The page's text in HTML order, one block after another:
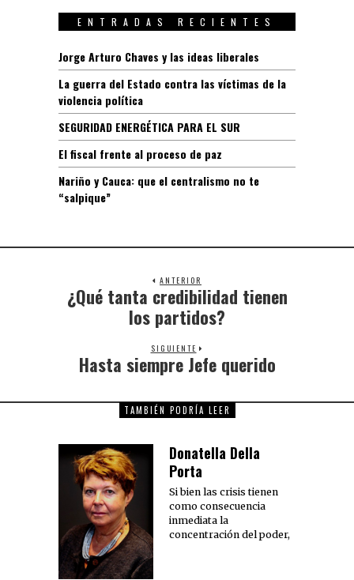
ENTRADAS RECIENTES
Jorge Arturo Chaves y las ideas liberales
La guerra del Estado contra las víctimas de la
violencia política
SEGURIDAD ENERGÉTICA PARA EL SUR
El fiscal frente al proceso de paz
Nariño y Cauca: que el centralismo no te
“salpique”
ANTERIOR
¿Qué tanta credibilidad tienen
los partidos?
SIGUIENTE
Hasta siempre Jefe querido
TAMBIÉN PODRÍA LEER
Donatella Della
Porta
Si bien las crisis tienen
como consecuencia
inmediata la
concentración del poder,